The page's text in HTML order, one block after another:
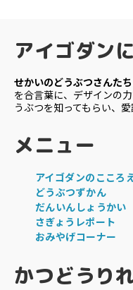
アイゴダン
せかいのどうぶつさんた
を合言葉に、デザインの
うぶつを知ってもらい、愛
メニュー
アイゴダンのこころ
どうぶつずかん
だんいんしょうかい
さぎょうレポート
おみやげコーナー
かつどうり